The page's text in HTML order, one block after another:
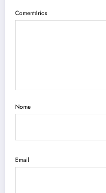
Comentários
Nome
Email